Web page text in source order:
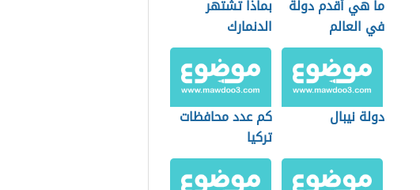
ما هي أقدم دولة
في العالم
بماذا تشتهر
الدنمارك
دولة نيبال
كم عدد محافظات
تركيا